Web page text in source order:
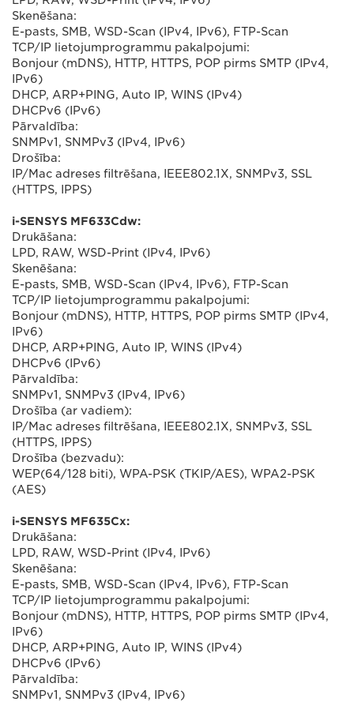
Skenēšana:
E-pasts, SMB, WSD-Scan (IPv4, IPv6), FTP-Scan
TCP/IP lietojumprogrammu pakalpojumi:
Bonjour (mDNS), HTTP, HTTPS, POP pirms SMTP (IPv4,
IPv6)
DHCP, ARP+PING, Auto IP, WINS (IPv4)
DHCPv6 (IPv6)
Pārvaldība:
SNMPv1, SNMPv3 (IPv4, IPv6)
Drošība:
IP/Mac adreses filtrēšana, IEEE802.1X, SNMPv3, SSL
(HTTPS, IPPS)
i-SENSYS MF633Cdw:
Drukāšana:
LPD, RAW, WSD-Print (IPv4, IPv6)
Skenēšana:
E-pasts, SMB, WSD-Scan (IPv4, IPv6), FTP-Scan
TCP/IP lietojumprogrammu pakalpojumi:
Bonjour (mDNS), HTTP, HTTPS, POP pirms SMTP (IPv4,
IPv6)
DHCP, ARP+PING, Auto IP, WINS (IPv4)
DHCPv6 (IPv6)
Pārvaldība:
SNMPv1, SNMPv3 (IPv4, IPv6)
Drošība (ar vadiem):
IP/Mac adreses filtrēšana, IEEE802.1X, SNMPv3, SSL
(HTTPS, IPPS)
Drošība (bezvadu):
WEP(64/128 biti), WPA-PSK (TKIP/AES), WPA2-PSK
(AES)
i-SENSYS MF635Cx:
Drukāšana:
LPD, RAW, WSD-Print (IPv4, IPv6)
Skenēšana:
E-pasts, SMB, WSD-Scan (IPv4, IPv6), FTP-Scan
TCP/IP lietojumprogrammu pakalpojumi:
Bonjour (mDNS), HTTP, HTTPS, POP pirms SMTP (IPv4,
IPv6)
DHCP, ARP+PING, Auto IP, WINS (IPv4)
DHCPv6 (IPv6)
Pārvaldība:
SNMPv1, SNMPv3 (IPv4, IPv6)